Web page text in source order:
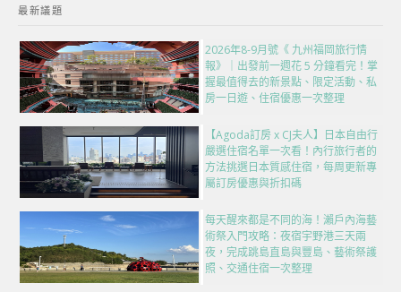
最新議題
2026年8-9月號《 九州福岡旅行情
報》｜出發前一週花 5 分鐘看完！掌
握最值得去的新景點、限定活動、私
房一日遊、住宿優惠一次整理
【Agoda訂房 x CJ夫人】日本自由行
嚴選住宿名單一次看！內行旅行者的
方法挑選日本質感住宿，每周更新專
屬訂房優惠與折扣碼
每天醒來都是不同的海！瀨戶內海藝
術祭入門攻略：夜宿宇野港三天兩
夜，完成跳島直島與豐島、藝術祭護
照、交通住宿一次整理